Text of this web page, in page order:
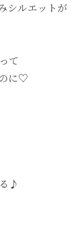
シルエットが
て
に♡
♪